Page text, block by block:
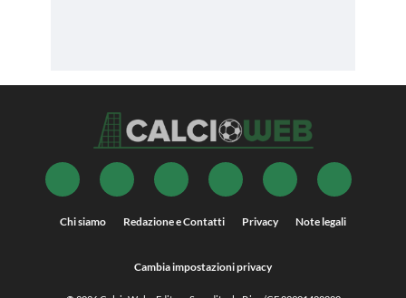
Chi siamo Redazione e Contatti Privacy Note legali
Cambia impostazioni privacy